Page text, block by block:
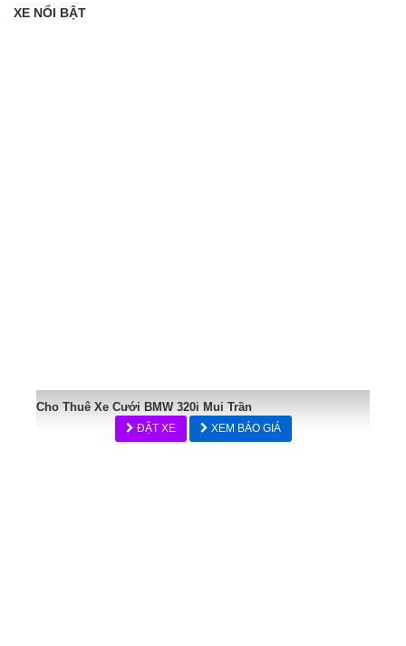
XE NỔI BẬT
Cho Thuê Xe Cưới BMW 320i Mui Trần
ĐẶT XE XEM BÁO GIÁ